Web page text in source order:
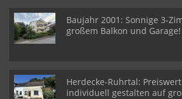
Baujahr 2001: Sonnige 3-
großem Balkon und Garage!
Herdecke-Ruhrtal:
individuell gestalten auf